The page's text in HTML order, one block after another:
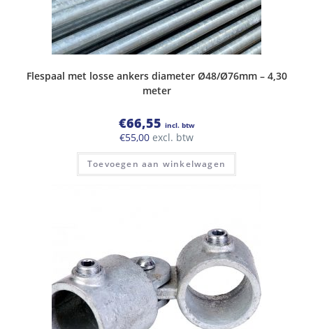
Flespaal met losse ankers diameter Ø48/Ø76mm – 4,30
meter
€66,55 incl. btw
€55,00 excl. btw
Toevoegen aan winkelwagen